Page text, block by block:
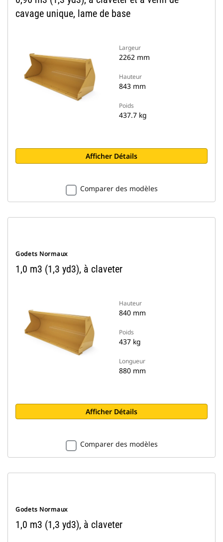
cavage unique, lame de base
Largeur
2262 mm
Hauteur
843 mm
Poids
437.7 kg
Afficher Détails
Comparer des modèles
Godets Normaux
1,0 m3 (1,3 yd3), à claveter
Hauteur
840 mm
Poids
437 kg
Longueur
880 mm
Afficher Détails
Comparer des modèles
Godets Normaux
1,0 m3 (1,3 yd3), à claveter